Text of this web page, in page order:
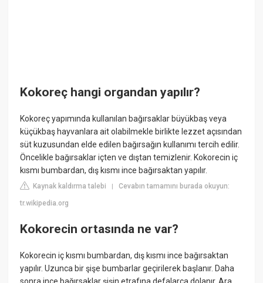
Kokoreç hangi organdan yapılır?
Kokoreç yapımında kullanılan bağırsaklar büyükbaş veya
küçükbaş hayvanlara ait olabilmekle birlikte lezzet açısından
süt kuzusundan elde edilen bağırsağın kullanımı tercih edilir.
Öncelikle bağırsaklar içten ve dıştan temizlenir. Kokorecin iç
kısmı bumbardan, dış kısmı ince bağırsaktan yapılır.
Kaynak kaldırma talebi |Cevabın tamamını burada okuyun:
tr.wikipedia.org
Kokorecin ortasında ne var?
Kokorecin iç kısmı bumbardan, dış kısmı ince bağırsaktan
yapılır. Uzunca bir şişe bumbarlar geçirilerek başlanır. Daha